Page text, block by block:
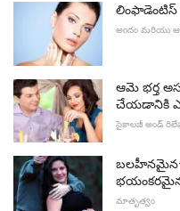
లింఫాడెంటిస్
అందం మరియు
ఆమె భర్త
చేయడానికి
సైకాలజీ అండ్
బలహీనమైన-
మాతృత్వం